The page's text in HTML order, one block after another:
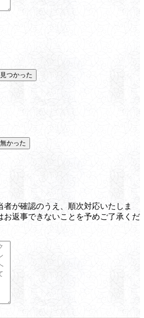
つかった
かった
者が確認のうえ、順次対応いたしま
お返事できないことを予めご了承くだ